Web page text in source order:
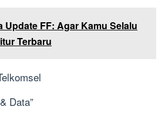
Update FF: Agar Kamu Selalu
Terbaru
Data”